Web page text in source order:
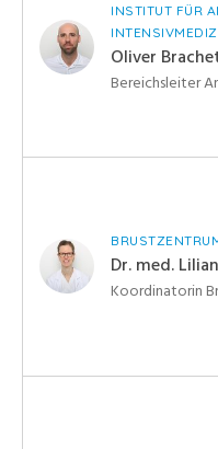
INSTITUT FÜR
Oliver
Bereichsleiter
Dr. med.
Koordinatorin